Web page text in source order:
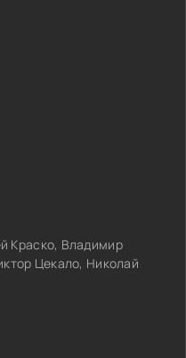
Краско, Владимир
Цекало, Николай